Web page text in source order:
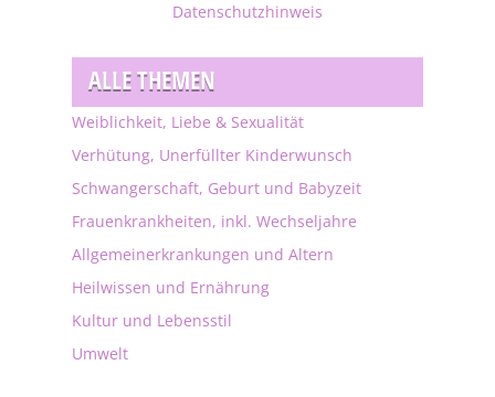
Datenschutzhinweis
ALLE THEMEN
Weiblichkeit, Liebe & Sexualität
Verhütung, Unerfüllter Kinderwunsch
Schwangerschaft, Geburt und Babyzeit
Frauenkrankheiten, inkl. Wechseljahre
Allgemeinerkrankungen und Altern
Heilwissen und Ernährung
Kultur und Lebensstil
Umwelt